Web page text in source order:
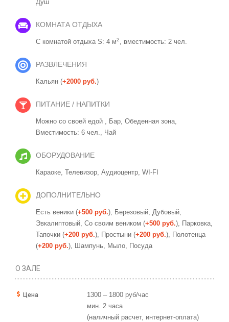
Душ
КОМНАТА ОТДЫХА
С комнатой отдыха S: 4 м2, вместимость: 2 чел.
РАЗВЛЕЧЕНИЯ
Кальян (+2000 руб.)
ПИТАНИЕ / НАПИТКИ
Можно со своей едой , Бар, Обеденная зона,
Вместимость: 6 чел., Чай
ОБОРУДОВАНИЕ
Караоке, Телевизор, Аудиоцентр, WI-FI
ДОПОЛНИТЕЛЬНО
Есть веники (+500 руб.), Березовый, Дубовый,
Эвкалиптовый, Со своим веником (+500 руб.), Парковка,
Тапочки (+200 руб.), Простыни (+200 руб.), Полотенца
(+200 руб.), Шампунь, Мыло, Посуда
О ЗАЛЕ
Цена
1300 – 1800 руб/час
мин. 2 часа
(наличный расчет, интернет-оплата)